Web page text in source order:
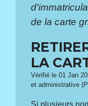
de la carte
LA
Vérifié le 01 Jan
et administrative
Si plusieurs